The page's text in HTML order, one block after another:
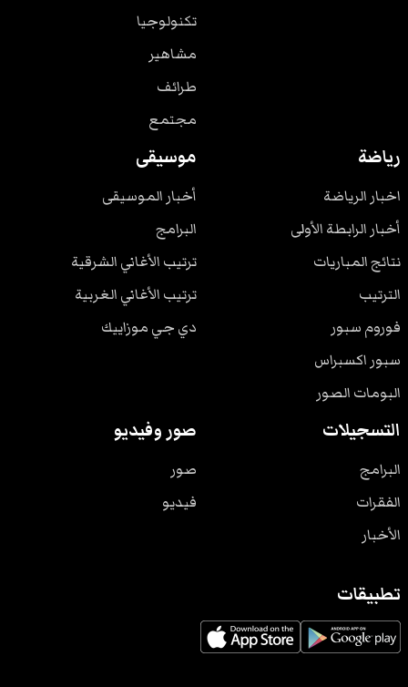
تكنولوجيا
مشاهير
طرائف
مجتمع
رياضة
اخبار الرياضة
أخبار الرابطة الأولى
نتائج المباريات
الترتيب
فوروم سبور
سبور اكسبراس
البومات الصور
موسيقى
أخبار الموسيقى
البرامج
ترتيب الأغاني الشرقية
ترتيب الأغاني الغربية
دي جي موزاييك
التسجيلات
البرامج
الفقرات
الأخبار
صور وفيديو
صور
فيديو
تطبيقات